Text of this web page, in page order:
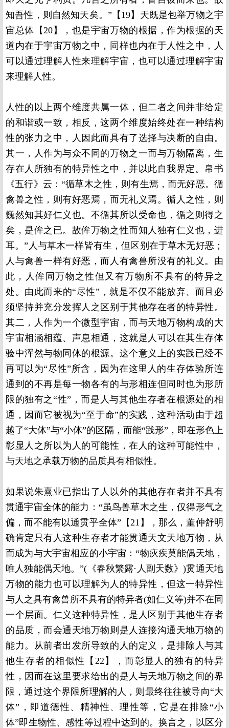
知吾性，则自然知天矣。”【19】天既是包举万物之宇
宙总体【20】，也是宇宙万物的根据，作为根据的天
道内在于宇宙万物之中，同样也内在于人性之中，人
可以通过理解人性来理解宇宙，也可以通过理解宇宙
来理解人性。
人性的以上两个维度共属一体，但二者之间并非给定
的和谐或一致，相反，这两个维度始终处在一种结构
性的张力之中，人因此而具有了选择与决断的自由。
其一，人作为与众不同的万物之一而与万物隔离，生
存在人所独有的特异性之中，并以此自我界定。帛书
《五行》云：“循草木之性，则有生焉，而无好恶。循
禽兽之性，则有好恶焉，而无礼义焉。循人之性，则
巍然知其好仁义也。不循其所以受命也，循之则得之
矣，是侔之已。故侔万物之性而知人独有仁义也，进
耳。”人与草木一样皆有生，但区别在于草木无好恶；
人与禽兽一样有好恶，而人有禽兽所没有的礼义。由
此，人侔同万物之性但又有万物所不具有的特异之
处。由此而来的“尽性”，就是不仅不能放弃、而且必
须坚持并充分发挥人之区别于其他存在者的特异性。
其二，人作为一个微型宇宙，而与天地万物构成的大
宇宙相涵相蕴、声息相通，这就是人可以在其生存体
验中浑然与物同体的根源。这个意义上的实践已经不
再可以为“尽性”所含，因为在这里人的生存体验所连
通到的不再是每一物各有的与形相连但同时也为形所
限的独有之“性”，而是人与其他生存者在根源处的相
通，因而它被视为“至于命”的实践，这种活动由于超
越了“大体”与“小体”的区隔，而能“践形”，即在形色上
彰显人之所以为人的可能性，在人的这种可能性中，
与天地之承载万物的品质具有相似性。
如果说朱熹业已指出了人以外的其他存在者并不具有
贯通宇宙全体的能力：“虽鸟兽草木之生，仅得形气之
偏，而不能有以通贯乎全体”【21】，那么，董仲舒明
确肯定只有人这种生存者才能贯通天文天地万物，从
而成为与大宇宙相应的小宇宙：“物疢疾莫能偶天地，
唯人独能偶天地。”(《春秋繁露·人副天数》)贯通天地
万物的能力也可以理解为人的特异性，但这一特异性
与人之具有禽兽所不具有的特异者(如仁义等)并不在同
一个层面。仁义这种特异性，是人区别于其他生存者
的品质，而会通天地万物则是人连接沟通天地万物的
能力。从前者出发所导致的人的定义，是排除人与其
他生存者的相似性【22】，而彰显人的独有的特异
性，因而在这里要求给出的是人与天地万物之间的界
限，通过这个界限所理解的人，则最终往往被导向“大
体”，即道德性、精神性、理性等，它是在排除“小
体”即生物性、感性等过程中达到的。换言之，以区分